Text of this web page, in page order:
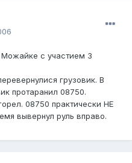
с участием 3
грузовик. В
протаранил 08750.
08750 практически НЕ
вывернул руль вправо.